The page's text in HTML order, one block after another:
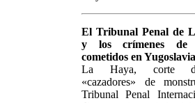
El Tribunal Penal de
y los crímenes de
cometidos en
La Haya, corte
«cazadores» de
Tribunal Penal